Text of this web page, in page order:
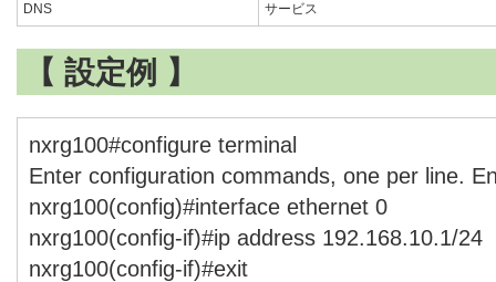
DNS サービス
【 設定例 】
nxrg100#configure terminal
Enter configuration commands, one per line.
nxrg100(config)#interface ethernet 0
nxrg100(config-if)#ip address 192.168.10.1/24
nxrg100(config-if)#exit